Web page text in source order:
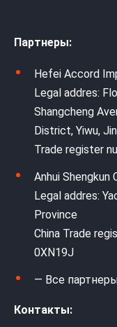
Партнеры:
Hefei Accord
Legal addres:
Shangcheng
District, Yiwu,
Trade register
Anhui Shengkun
Legal addres:
Province
China Trade
0XN19J
— Все
Контакты: